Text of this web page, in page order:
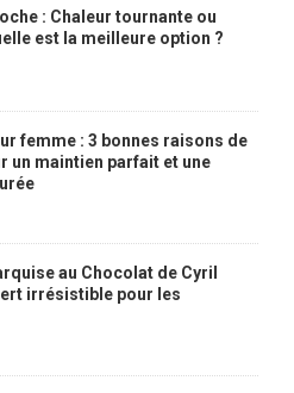
: Chaleur tournante ou
est la meilleure option ?
femme : 3 bonnes raisons de
un maintien parfait et une
au Chocolat de Cyril
irrésistible pour les